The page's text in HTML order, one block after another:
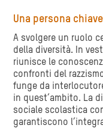
Una persona
A svolgere un ruolo
della diversità. In
riunisce le
confronti del
funge da
in quest’ambito. La
sociale scolastica
garantiscono